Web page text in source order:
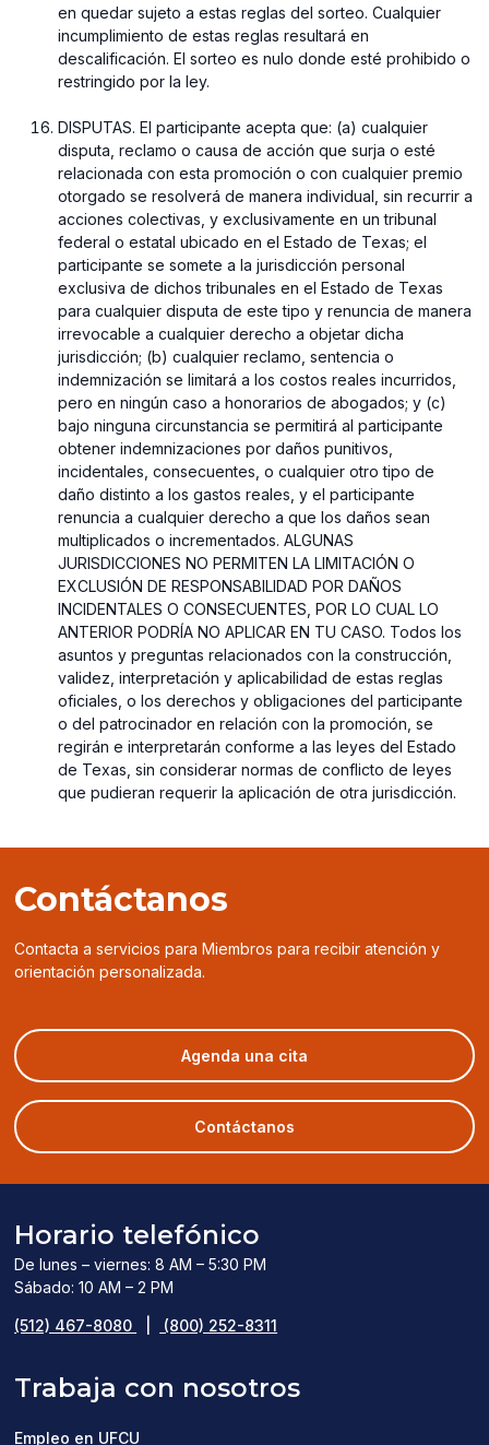
en quedar sujeto a estas reglas del sorteo. Cualquier
incumplimiento de estas reglas resultará en
descalificación. El sorteo es nulo donde esté prohibido o
restringido por la ley.
DISPUTAS. El participante acepta que: (a) cualquier
disputa, reclamo o causa de acción que surja o esté
relacionada con esta promoción o con cualquier premio
otorgado se resolverá de manera individual, sin recurrir a
acciones colectivas, y exclusivamente en un tribunal
federal o estatal ubicado en el Estado de Texas; el
participante se somete a la jurisdicción personal
exclusiva de dichos tribunales en el Estado de Texas
para cualquier disputa de este tipo y renuncia de manera
irrevocable a cualquier derecho a objetar dicha
jurisdicción; (b) cualquier reclamo, sentencia o
indemnización se limitará a los costos reales incurridos,
pero en ningún caso a honorarios de abogados; y (c)
bajo ninguna circunstancia se permitirá al participante
obtener indemnizaciones por daños punitivos,
incidentales, consecuentes, o cualquier otro tipo de
daño distinto a los gastos reales, y el participante
renuncia a cualquier derecho a que los daños sean
multiplicados o incrementados. ALGUNAS
JURISDICCIONES NO PERMITEN LA LIMITACIÓN O
EXCLUSIÓN DE RESPONSABILIDAD POR DAÑOS
INCIDENTALES O CONSECUENTES, POR LO CUAL LO
ANTERIOR PODRÍA NO APLICAR EN TU CASO. Todos los
asuntos y preguntas relacionados con la construcción,
validez, interpretación y aplicabilidad de estas reglas
oficiales, o los derechos y obligaciones del participante
o del patrocinador en relación con la promoción, se
regirán e interpretarán conforme a las leyes del Estado
de Texas, sin considerar normas de conflicto de leyes
que pudieran requerir la aplicación de otra jurisdicción.
Contáctanos
Contacta a servicios para Miembros para recibir atención y
orientación personalizada.
Agenda una cita
in
a
Contáctanos
Horario telefónico
De lunes – viernes: 8 AM – 5:30 PM
Sábado: 10 AM – 2 PM
(512) 467-8080 (800) 252-8311
Trabaja con nosotros
Empleo en UFCU